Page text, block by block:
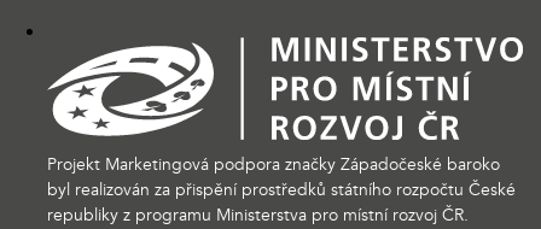
Projekt Marketingová podpora značky Západočeské baroko
byl realizován za přispění prostředků státního rozpočtu České
republiky z programu Ministerstva pro místní rozvoj ČR.